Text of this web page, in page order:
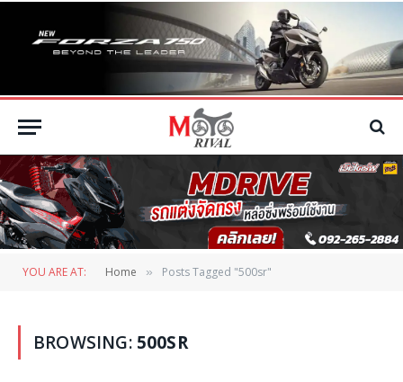
YOU ARE AT: Home » Posts Tagged "500sr"
BROWSING: 500SR